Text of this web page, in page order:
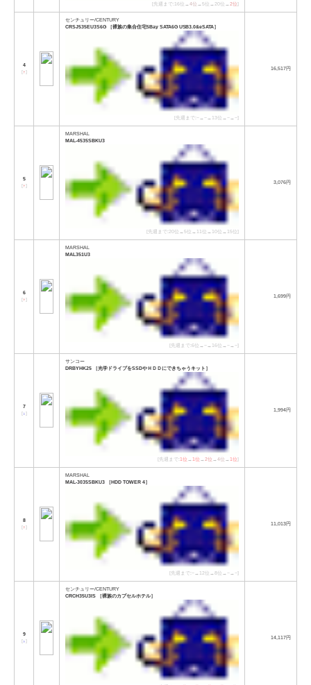
[先週まで:16位→4位 →5位→20位→2位]
4
[↑]
センチュリー/CENTURY
CRSJ535EU3S6G ［裸族の集合住宅5Bay SATA6G USB3.0&eSATA］
[先週まで:−→−→13位→−→−]
16,517円
5
[↑]
MARSHAL
MAL-4535SBKU3
[先週まで:20位→5位→11位→10位→15位]
3,076円
6
[↑]
MARSHAL
MAL351U3
[先週まで:6位→−→16位→−→−]
1,699円
7
[↓]
サンコー
DRBYHK25 ［光学ドライブをSSDやＨＤＤにできちゃうキット］
[先週まで:1位 →1位 →2位 →4位 →1位]
1,994円
8
[↑]
MARSHAL
MAL-3035SBKU3 ［HDD TOWER 4］
[先週まで:−→12位→8位→−→−]
11,013円
9
[↓]
センチュリー/CENTURY
CRCH35U3IS ［裸族のカプセルホテル］
14,117円